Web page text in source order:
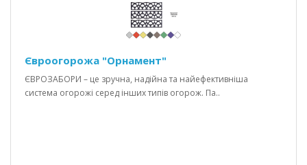
Євроогорожа "Орнамент"
ЄВРОЗАБОРИ – це зручна, надійна та найефективніша
система огорожі серед інших типів огорож. Па..